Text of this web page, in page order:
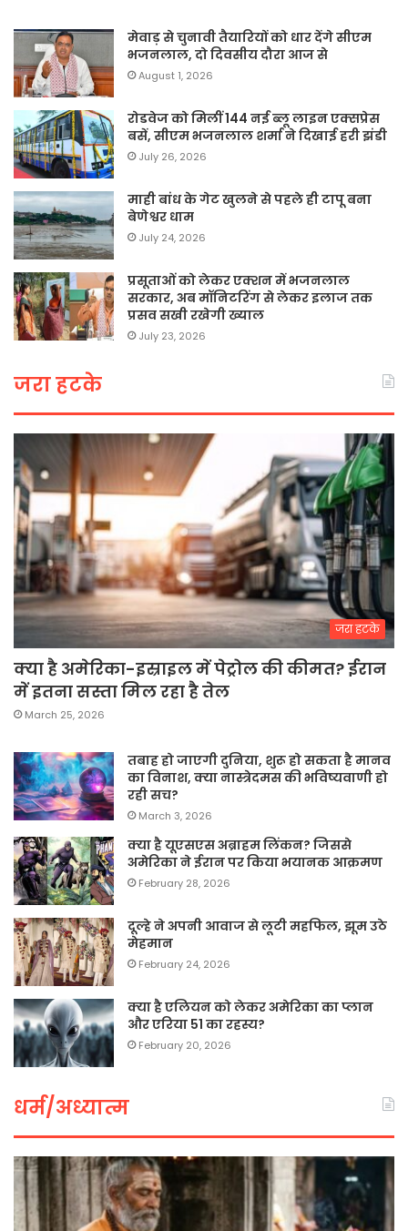
मेवाड़ से चुनावी तैयारियों को धार देंगे सीएम
भजनलाल, दो दिवसीय दौरा आज से
August 1, 2026
रोडवेज को मिलीं 144 नई ब्लू लाइन एक्सप्रेस
बसें, सीएम भजनलाल शर्मा ने दिखाई हरी झंडी
July 26, 2026
माही बांध के गेट खुलने से पहले ही टापू बना
बेणेश्वर धाम
July 24, 2026
प्रसूताओं को लेकर एक्शन में भजनलाल
सरकार, अब मॉनिटरिंग से लेकर इलाज तक
प्रसव सखी रखेगी ख्याल
July 23, 2026
जरा हटके
जरा हटके
क्या है अमेरिका-इस्राइल में पेट्रोल की कीमत? ईरान
में इतना सस्ता मिल रहा है तेल
March 25, 2026
तबाह हो जाएगी दुनिया, शुरू हो सकता है मानव
का विनाश, क्या नास्त्रेदमस की भविष्यवाणी हो
रही सच?
March 3, 2026
क्या है यूएसएस अब्राहम लिंकन? जिससे
अमेरिका ने ईरान पर किया भयानक आक्रमण
February 28, 2026
दूल्हे ने अपनी आवाज से लूटी महफिल, झूम उठे
मेहमान
February 24, 2026
क्या है एलियन को लेकर अमेरिका का प्लान
और एरिया 51 का रहस्य?
February 20, 2026
धर्म/अध्यात्म